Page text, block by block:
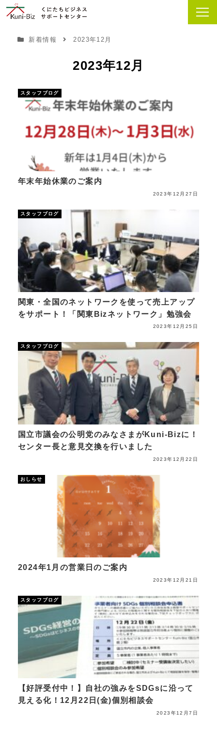
新着情報 2023年12月
2023年12月
スタッフブログ
年末年始休業のご案内
2023年12月27日
スタッフブログ
関東・全国のネットワークを使って売上アップ
をサポート！「関東Bizネットワーク」勉強会
2023年12月25日
スタッフブログ
国立市議会の公明党のみなさまがKuni-Bizに！
センター長と意見交換を行いました
2023年12月22日
おしらせ
2024年1月の営業日のご案内
2023年12月21日
スタッフブログ
【好評受付中！】自社の強みをSDGsに沿って
見える化！12月22日(金)個別相談会
2023年12月7日